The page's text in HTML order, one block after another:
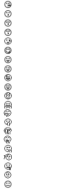
😘
😗
😚
😙
🥲
😋
😛
😜
🤪
😝
🤑
🤗
🤭
🫢
🫣
🤫
🤔
🫡
🤐
🤨
😐